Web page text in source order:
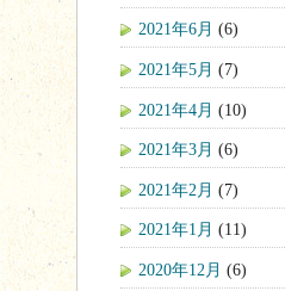
2021年6月 (6)
2021年5月 (7)
2021年4月 (10)
2021年3月 (6)
2021年2月 (7)
2021年1月 (11)
2020年12月 (6)